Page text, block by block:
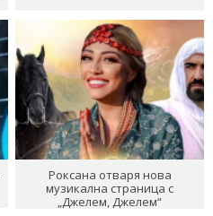
Роксана отваря нова
музикална страница с
„Джелем, Джелем“